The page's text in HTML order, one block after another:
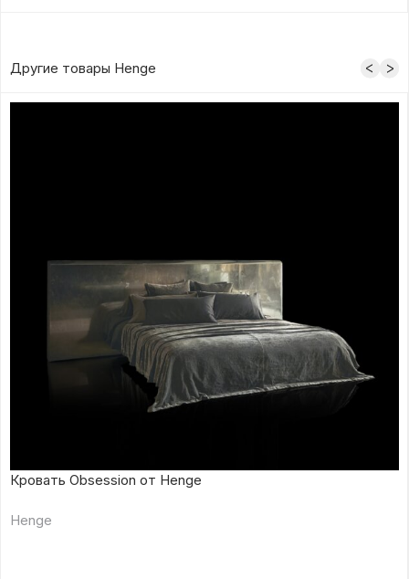
Другие товары Henge
Кровать Obsession от Henge
Henge